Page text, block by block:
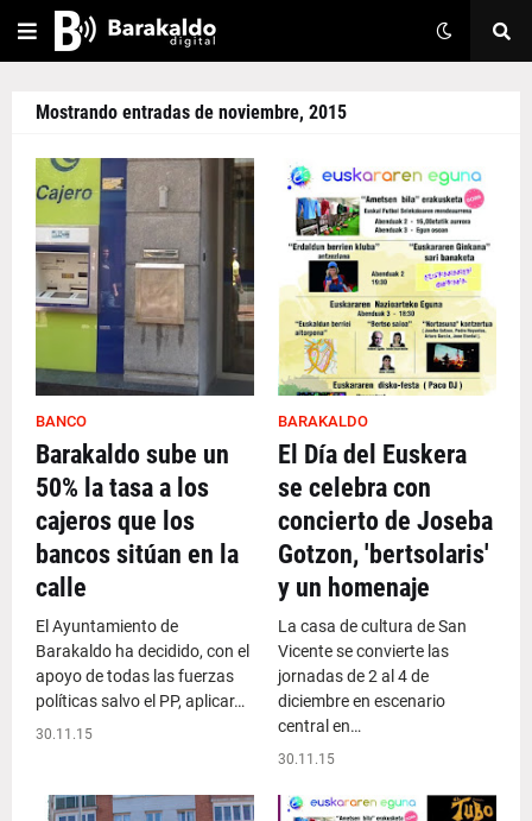
Mostrando entradas de noviembre, 2015
BANCO
Barakaldo sube un
50% la tasa a los
cajeros que los
bancos sitúan en la
calle
El Ayuntamiento de
Barakaldo ha decidido, con el
apoyo de todas las fuerzas
políticas salvo el PP, aplicar…
30.11.15
BARAKALDO
El Día del Euskera
se celebra con
concierto de Joseba
Gotzon, 'bertsolaris'
y un homenaje
La casa de cultura de San
Vicente se convierte las
jornadas de 2 al 4 de
diciembre en escenario
central en…
30.11.15